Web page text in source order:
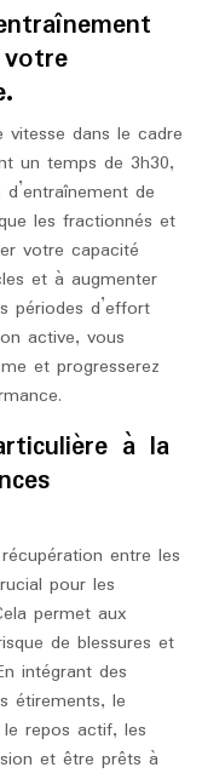
dans le cadre
un temps de 3h30,
de
les fractionnés et
votre capacité
et à augmenter
périodes d’effort
active, vous
et progresserez
à la
entre les
pour les
permet aux
de blessures et
intégrant des
étirements, le
repos actif, les
et être prêts à